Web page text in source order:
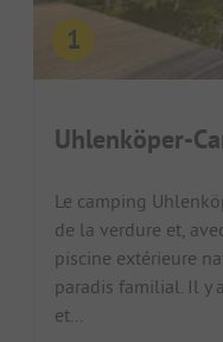
Uhlenköper-
Le camping
de la verdure et,
piscine extérieure
paradis familial. Il y
et...